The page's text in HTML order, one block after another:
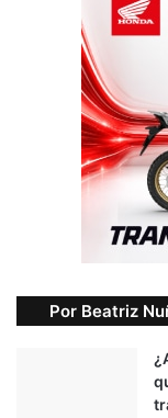
Por Beatriz